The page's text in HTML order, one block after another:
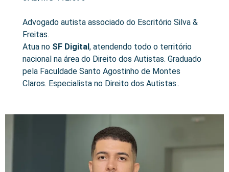
Advogado autista associado do Escritório Silva &
Freitas.
Atua no SF Digital, atendendo todo o território
nacional na área do Direito dos Autistas. Graduado
pela Faculdade Santo Agostinho de Montes
Claros. Especialista no Direito dos Autistas..